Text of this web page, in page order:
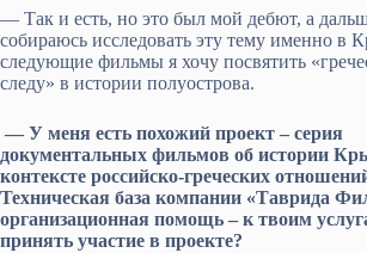
— Так и есть, но это был мой дебют, а
собираюсь исследовать эту тему именно в
следующие фильмы я хочу посвятить
следу» в истории полуострова.
— У меня есть похожий проект – серия
документальных фильмов об истории
контексте российско-греческих
Техническая база компании «Таврида
организационная помощь – к твоим
принять участие в проекте?